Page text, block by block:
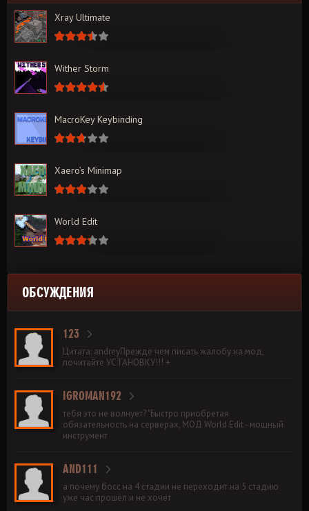
Xray Ultimate
Wither Storm
MacroKey Keybinding
Xaero’s Minimap
World Edit
ОБСУЖДЕНИЯ
123
Цитата: andreyПрежде чем писать жалобу на мод,
почитайте УСТАНОВКУ!!! +
IGROMAN192
тебя это не волнует? "Быстро приобретая
обязательность на серверах, МОД World Edit - мощный
инструмент
AND111
а почему босс на 4 стадии не переходит на 5 стадию
уже час прошёл и не хочет